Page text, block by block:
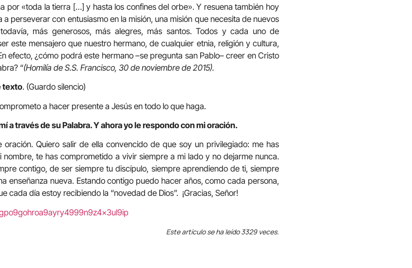
por «toda la tierra […] y hasta los confines del orbe». Y resuena también hoy
perseverar con entusiasmo en la misión, una misión que necesita de nuevos
más generosos, más alegres, más santos. Todos y cada uno de
este mensajero que nuestro hermano, de cualquier etnia, religión y cultura,
efecto, ¿cómo podrá este hermano –se pregunta san Pablo– creer en Cristo
“(Homilía de S.S. Francisco, 30 de noviembre de 2015).
texto. (Guardo silencio)
a hacer presente a Jesús en todo lo que haga.
a través de su Palabra. Y ahora yo le respondo con mi oración.
Quiero salir de ella convencido de que soy un privilegiado: me has
nombre, te has comprometido a vivir siempre a mi lado y no dejarme nunca.
contigo, de ser siempre tu discípulo, siempre aprendiendo de ti, siempre
enseñanza nueva. Estando contigo puedo hacer años, como cada persona,
cada día estoy recibiendo la “novedad de Dios”. ¡Gracias, Señor!
Este artículo se ha leído 3329 veces.